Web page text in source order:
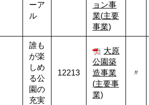
ーア
ル
ョン事
業(主要
事業)
誰も
が楽
しめ
る公
園の
充実
12213
大原
公園築
造事業
(主要事
業)
〃